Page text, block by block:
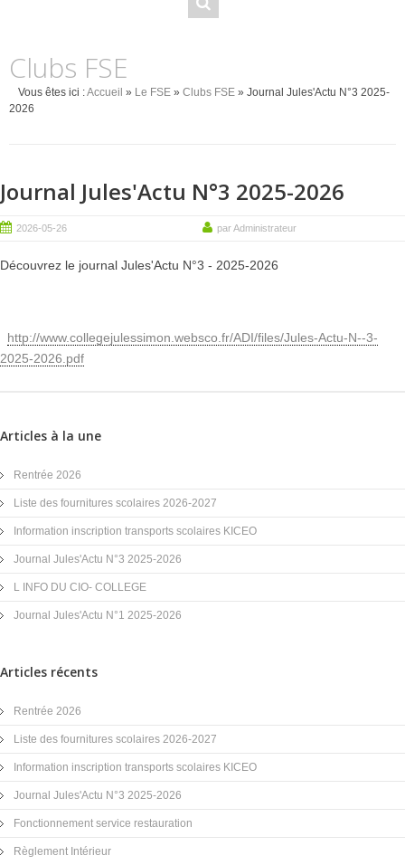
Clubs FSE
Vous êtes ici :Accueil » Le FSE » Clubs FSE » Journal Jules'Actu N°3 2025-
2026
Journal Jules'Actu N°3 2025-2026
2026-05-26 par Administrateur
Découvrez le journal Jules'Actu N°3 - 2025-2026
http://www.collegejulessimon.websco.fr/ADI/files/Jules-Actu-N--3-
2025-2026.pdf
Articles à la une
Rentrée 2026
Liste des fournitures scolaires 2026-2027
Information inscription transports scolaires KICEO
Journal Jules'Actu N°3 2025-2026
L INFO DU CIO- COLLEGE
Journal Jules'Actu N°1 2025-2026
Articles récents
Rentrée 2026
Liste des fournitures scolaires 2026-2027
Information inscription transports scolaires KICEO
Journal Jules'Actu N°3 2025-2026
Fonctionnement service restauration
Règlement Intérieur